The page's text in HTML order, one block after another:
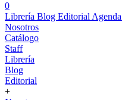
0
Librería Blog Editorial Agenda
Nosotros
Catálogo
Staff
Librería
Blog
Editorial
+